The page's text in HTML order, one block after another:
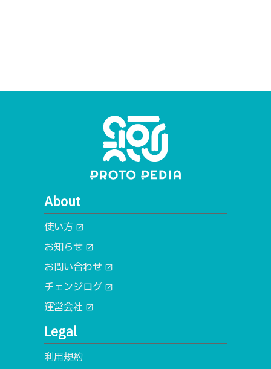
About
使い方 open_in_new
お知らせ open_in_new
お問い合わせ open_in_new
チェンジログ open_in_new
運営会社 open_in_new
Legal
利用規約